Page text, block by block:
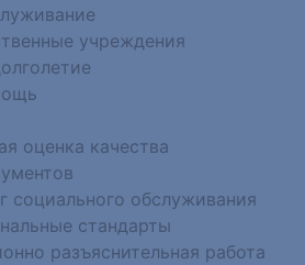
учреждения
оценка качества
социального обслуживания
стандарты
разъяснительная работа